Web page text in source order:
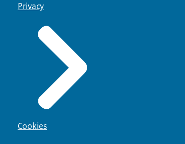
Privacy
Cookies